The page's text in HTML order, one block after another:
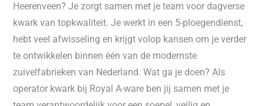
Heerenveen? Je zorgt samen met je team voor dagverse
kwark van topkwaliteit. Je werkt in een 5-ploegendienst,
hebt veel afwisseling en krijgt volop kansen om je verder
te ontwikkelen binnen één van de modernste
zuivelfabrieken van Nederland. Wat ga je doen? Als
operator kwark bij Royal A-ware ben jij samen met je